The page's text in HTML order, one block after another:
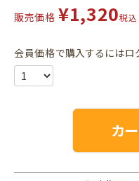
販売価格 ¥1,320税込
会員価格で購入するにはロ
カ